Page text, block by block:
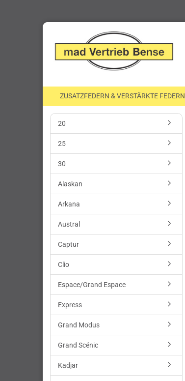
ZUSATZFEDERN & VERSTÄRKTE FEDERN
20
25
30
Alaskan
Arkana
Austral
Captur
Clio
Espace/Grand Espace
Express
Grand Modus
Grand Scénic
Kadjar